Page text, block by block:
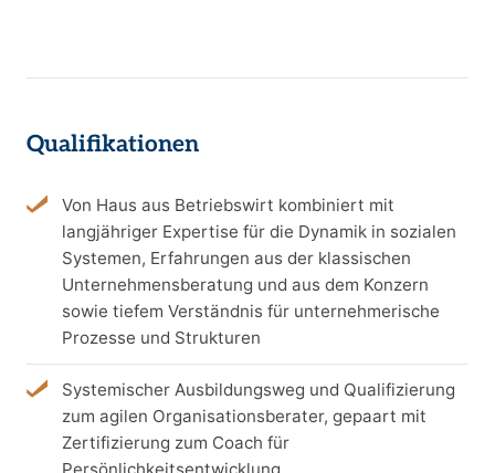
Qualifikationen
Von Haus aus Betriebswirt kombiniert mit
langjähriger Expertise für die Dynamik in sozialen
Systemen, Erfahrungen aus der klassischen
Unternehmensberatung und aus dem Konzern
sowie tiefem Verständnis für unternehmerische
Prozesse und Strukturen
Systemischer Ausbildungsweg und Qualifizierung
zum agilen Organisationsberater, gepaart mit
Zertifizierung zum Coach für
Persönlichkeitsentwicklung